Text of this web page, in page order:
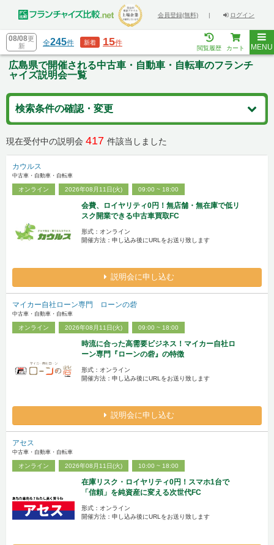
会員登録(無料) | ログイン
08/08更
新
全245件 新着 15件
閲覧履歴 カート MENU
広島県で開催される中古車・自動車・自転車のフランチ
ャイズ説明会一覧
検索条件の確認・変更
現在受付中の説明会 417 件該当しました
カウルス
中古車・自動車・自転車
オンライン 2026年08月11日(火) 09:00 ~ 18:00
会費、ロイヤリティ0円！無店舗・無在庫で低リ
スク開業できる中古車買取FC
形式：オンライン
開催方法：申し込み後にURLをお送り致します
説明会に申し込む
マイカー自社ローン専門 ローンの砦
中古車・自動車・自転車
オンライン 2026年08月11日(火) 09:00 ~ 18:00
時流に合った高需要ビジネス！マイカー自社ロ
ーン専門『ローンの砦』の特徴
形式：オンライン
開催方法：申し込み後にURLをお送り致します
説明会に申し込む
アセス
中古車・自動車・自転車
オンライン 2026年08月11日(火) 10:00 ~ 18:00
在庫リスク・ロイヤリティ0円！スマホ1台で
「信頼」を純資産に変える次世代FC
形式：オンライン
開催方法：申し込み後にURLをお送り致します